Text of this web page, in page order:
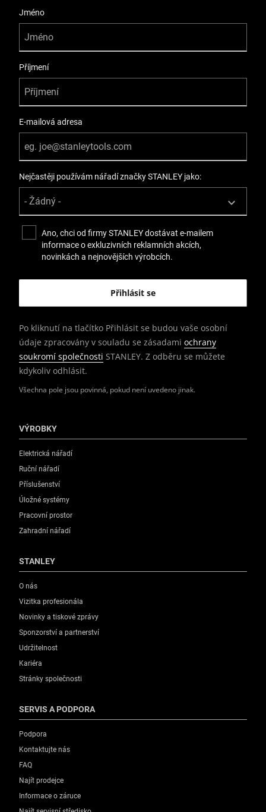
Všechna pole jsou povinná, pokud není uvedeno jinak.
Jméno
Příjmení
E-mailová adresa
Nejčastěji používám nářadí značky STANLEY jako:
Ano, chci od firmy STANLEY dostávat e-mailem
informace o exkluzivních reklamních akcích,
novinkách a nejnovějších výrobcích.
Po kliknutí na tlačítko Přihlásit se budou vaše osobní
údaje zpracovány v souladu se zásadami ochrany
soukromí společnosti STANLEY. Z odběru se můžete
kdykoliv odhlásit.
VÝROBKY
Elektrická nářadí
Ruční nářadí
Příslušenství
Úložné systémy
Pracovní prostor
Zahradní nářadí
STANLEY
O nás
Vizitka profesionála
Novinky a tiskové zprávy
Sponzorství a partnerství
Udržitelnost
Kariéra
Stránky společnosti
SERVIS A PODPORA
Podpora
Kontaktujte nás
FAQ
Najít prodejce
Informace o záruce